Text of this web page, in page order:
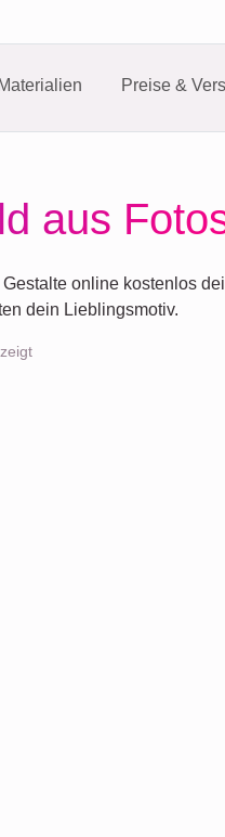
Preise &
aus
online kostenlos
dein Lieblingsmotiv.